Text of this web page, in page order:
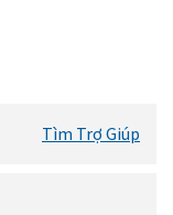
Tìm Trợ Giúp